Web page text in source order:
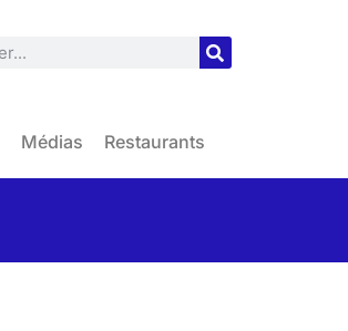
Médias Restaurants